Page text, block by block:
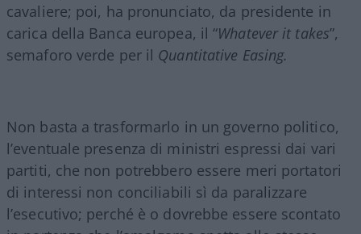
cavaliere; poi, ha pronunciato, da presidente in
carica della Banca europea, il “Whatever it takes”,
semaforo verde per il Quantitative Easing.
Non basta a trasformarlo in un governo politico,
l’eventuale presenza di ministri espressi dai vari
partiti, che non potrebbero essere meri portatori
di interessi non conciliabili sì da paralizzare
l’esecutivo; perché è o dovrebbe essere scontato